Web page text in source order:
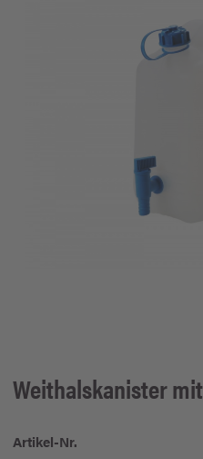
Weithalskanister
Artikel-Nr.